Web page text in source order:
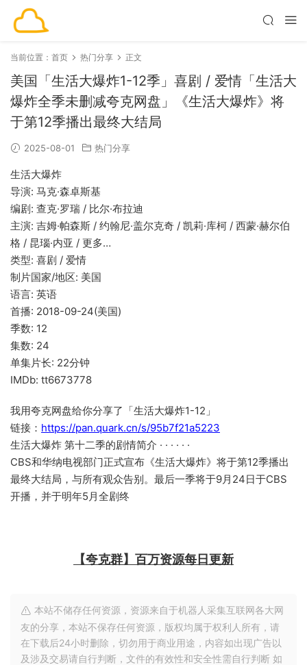
当前位置： 首页 热门分享 正文
美国「生活大爆炸1-12季」喜剧 / 爱情「生活大
爆炸全季未删减夸克网盘」《生活大爆炸》将
于第12季播出最终大结局
2025-08-01 热门分享
生活大爆炸
导演: 马克·森卓斯基
编剧: 查克·罗瑞 / 比尔·布拉迪
主演: 吉姆·帕森斯 / 约翰尼·盖尔克奇 / 凯莉·库柯 / 西蒙·赫尔伯
格 / 昆瑙·内亚 / 更多…
类型: 喜剧 / 爱情
制片国家/地区: 美国
语言: 英语
首播: 2018-09-24(美国)
季数: 12
集数: 24
单集片长: 22分钟
IMDb: tt6673778
我用夸克网盘给你分享了「生活大爆炸1-12」
链接： https://pan.quark.cn/s/95b7f21a5223
生活大爆炸 第十二季的剧情简介 · · · · · ·
CBS和华纳电视部门正式宣布《生活大爆炸》将于第12季播出
最终大结局，与所有观众告别。最后一季将于9月24日于CBS
开播，并于明年5月全剧终
【夸克群】百万资源每日更新
本站不储存任何资源，资源来自于机器人采集互联网各大网
友的分享，本站不保存任何资源，版权均属于权利人所有，请
在下载后24小时删除，切勿用于商业用途，内容如出现广告以
及涉及交易请自行判断，文件的有效性和安全性需自行判断 如